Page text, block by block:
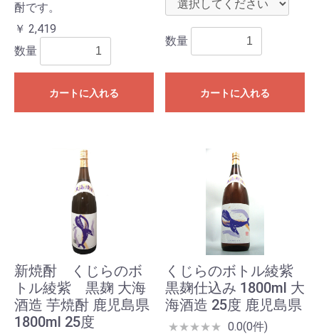
酎です。
￥ 2,419
数量
カートに入れる
数量
カートに入れる
新焼酎 くじらのボ
トル綾紫 黒麹 大海
酒造 芋焼酎 鹿児島県
1800ml 25度
くじらのボトル綾紫
黒麹仕込み 1800ml 大
海酒造 25度 鹿児島県
★★★★★ 0.0(0件)